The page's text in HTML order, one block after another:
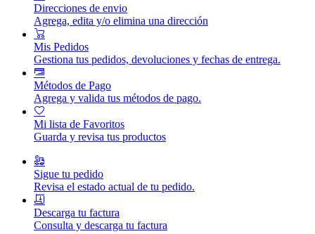
Direcciones de envio
Agrega, edita y/o elimina una dirección
Mis Pedidos
Gestiona tus pedidos, devoluciones y fechas de entrega.
Métodos de Pago
Agrega y valida tus métodos de pago.
Mi lista de Favoritos
Guarda y revisa tus productos
Sigue tu pedido
Revisa el estado actual de tu pedido.
Descarga tu factura
Consulta y descarga tu factura